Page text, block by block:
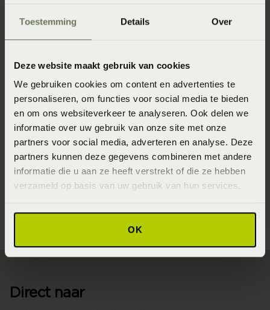
Toestemming Details Over
Deze website maakt gebruik van cookies
We gebruiken cookies om content en advertenties te
personaliseren, om functies voor social media te bieden
en om ons websiteverkeer te analyseren. Ook delen we
informatie over uw gebruik van onze site met onze
partners voor social media, adverteren en analyse. Deze
partners kunnen deze gegevens combineren met andere
informatie die u aan ze heeft verstrekt of die ze hebben
verzameld op basis van uw gebruik van hun services.
OK
Artikelnummer
Wasinstructie
Wasvoorschrift: wassen op 40°C / 60°C (donkere kleuren)
60°C (lichte kleuren) of 90°C (wit)
Materiaal
100% pure katoen (Katoen)
Seizoen
Never Out of Stock (Vaste collectie)
Direct naar